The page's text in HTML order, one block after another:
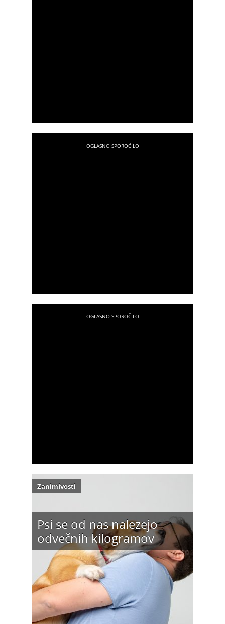
Psi se od nas nalezejo
odvečnih kilogramov
Zanimivosti